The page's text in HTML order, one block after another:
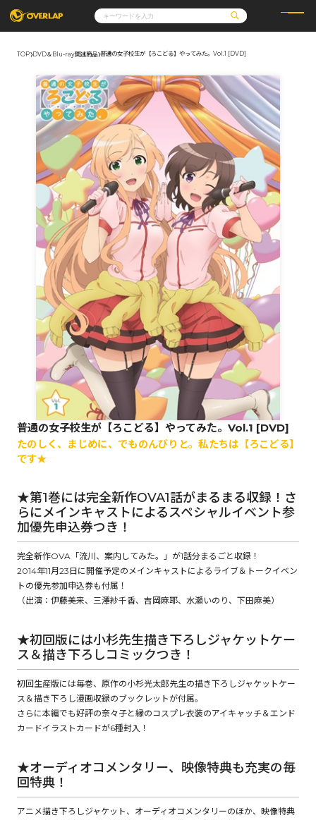
コミッククリエ
LiQulle
ラブパルフェ
ノベルス
ノベルスf
ロサージュノベルス
その他
コミックエッセイ
ポケットモンスター
アニメ
ゲーム
通販・NEWS
OVERLAP STORE
オーバーラップ広報室
企業
会社概要
採用情報
アクセス
オーバーラップホールディングス
お問い合わせはこちら
オーバーラップ文庫
オーバーラップノベルス
オーバーラップノベルスf
ロサージュノベルス
コミックガルド
リキューレ
閉じる
TOP DVD＆Blu-ray関連商品 普通の女子校生が【ろこどる】やってみた。Vol.1 [DVD]
普通の女子校生が【ろこどる】やってみた。Vol.1 [DVD]
たのしく、まじめに、でものんびりと。私たちは【ろこどる】
です★
★第1巻には完全新作OVA1話がまるまる収録！さ
らにメインキャストによるスペシャルイベント参
加優先申込券つき！
完全新作OVA「流川、案内してみた。」が1話分まるごと収録！
2014年11月23日に開催予定のメインキャストによるライブ＆トークイベン
トの優先参加申込券も付属！
（出演：伊藤美来、三澤紗千香、吉岡麻耶、水瀬いのり、下田麻美）
★初回版には小杉先生描き下ろしジャケットケー
ス＆描き下ろしコミックつき！
初回生産版には毎巻、原作の小杉光太郎先生の描き下ろしジャケットケー
ス＆描き下ろし漫画収録のブックレットが付属。
さらに本編でも好評の奈々子と縁のコスプレ衣装のアイキャッチ＆エンド
カードイラストカードが6種封入！
★オーディオコメンタリー、映像特典も充実の毎
回特典！
アニメ描き下ろしジャケット、オーディオコメンタリーのほか、映像特典